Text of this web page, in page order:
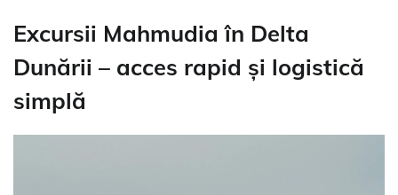
Excursii Mahmudia în Delta
Dunării – acces rapid și logistică
simplă